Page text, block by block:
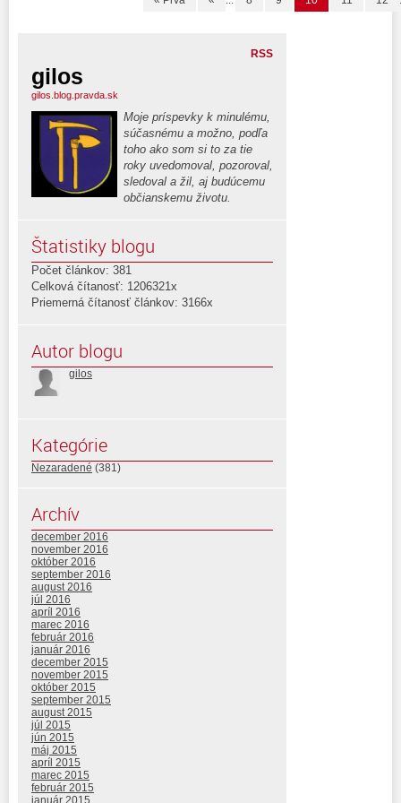
RSS
gilos
gilos.blog.pravda.sk
Moje príspevky k minulému,
súčasnému a možno, podľa
toho ako som si to za tie
roky uvedomoval, pozoroval,
sledoval a žil, aj budúcemu
občianskemu životu.
Štatistiky blogu
Počet článkov: 381
Celková čítanosť: 1206321x
Priemerná čítanosť článkov: 3166x
Autor blogu
gilos
Kategórie
Nezaradené (381)
Archív
december 2016
november 2016
október 2016
september 2016
august 2016
júl 2016
apríl 2016
marec 2016
február 2016
január 2016
december 2015
november 2015
október 2015
september 2015
august 2015
júl 2015
jún 2015
máj 2015
apríl 2015
marec 2015
február 2015